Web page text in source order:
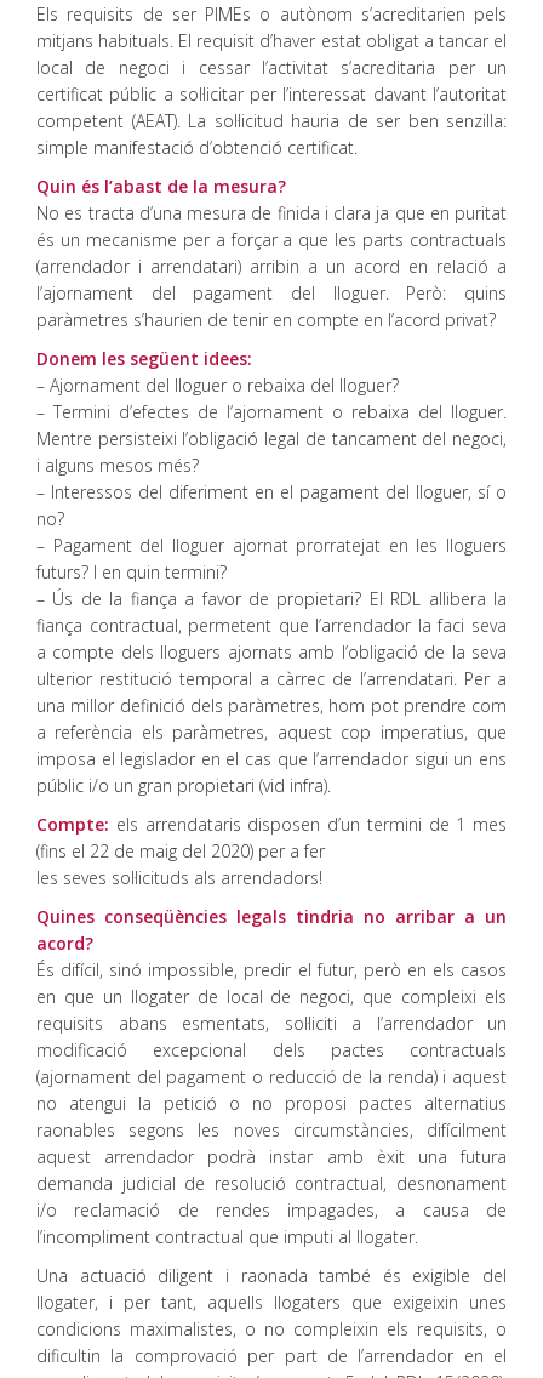
Els requisits de ser PIMEs o autònom s’acreditarien pels
mitjans habituals. El requisit d’haver estat obligat a tancar el
local de negoci i cessar l’activitat s’acreditaria per un
certificat públic a sol·licitar per l’interessat davant l’autoritat
competent (AEAT). La sol·licitud hauria de ser ben senzilla:
simple manifestació d’obtenció certificat.
Quin és l’abast de la mesura?
No es tracta d’una mesura de finida i clara ja que en puritat
és un mecanisme per a forçar a que les parts contractuals
(arrendador i arrendatari) arribin a un acord en relació a
l’ajornament del pagament del lloguer. Però: quins
paràmetres s’haurien de tenir en compte en l’acord privat?
Donem les següent idees:
– Ajornament del lloguer o rebaixa del lloguer?
– Termini d’efectes de l’ajornament o rebaixa del lloguer.
Mentre persisteixi l’obligació legal de tancament del negoci,
i alguns mesos més?
– Interessos del diferiment en el pagament del lloguer, sí o
no?
– Pagament del lloguer ajornat prorratejat en les lloguers
futurs? I en quin termini?
– Ús de la fiança a favor de propietari? El RDL allibera la
fiança contractual, permetent que l’arrendador la faci seva
a compte dels lloguers ajornats amb l’obligació de la seva
ulterior restitució temporal a càrrec de l’arrendatari. Per a
una millor definició dels paràmetres, hom pot prendre com
a referència els paràmetres, aquest cop imperatius, que
imposa el legislador en el cas que l’arrendador sigui un ens
públic i/o un gran propietari (vid infra).
Compte: els arrendataris disposen d’un termini de 1 mes
(fins el 22 de maig del 2020) per a fer
les seves sol·licituds als arrendadors!
Quines conseqüències legals tindria no arribar a un
acord?
És difícil, sinó impossible, predir el futur, però en els casos
en que un llogater de local de negoci, que compleixi els
requisits abans esmentats, sol·liciti a l’arrendador un
modificació excepcional dels pactes contractuals
(ajornament del pagament o reducció de la renda) i aquest
no atengui la petició o no proposi pactes alternatius
raonables segons les noves circumstàncies, difícilment
aquest arrendador podrà instar amb èxit una futura
demanda judicial de resolució contractual, desnonament
i/o reclamació de rendes impagades, a causa de
l’incompliment contractual que imputi al llogater.
Una actuació diligent i raonada també és exigible del
llogater, i per tant, aquells llogaters que exigeixin unes
condicions maximalistes, o no compleixin els requisits, o
dificultin la comprovació per part de l’arrendador en el